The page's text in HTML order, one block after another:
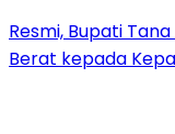
Resmi, Bupati
Berat kepada